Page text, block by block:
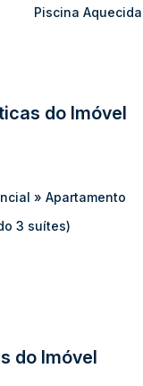
Piscina Aquecida
do Imóvel
» Apartamento
3 suítes)
do Imóvel